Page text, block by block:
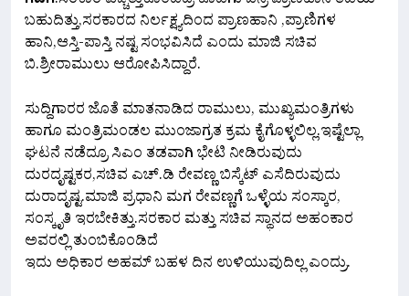
ಬಹುದಿತ್ತು,ಸರಕಾರದ ನಿರ್ಲಕ್ಷ್ಯದಿಂದ ಪ್ರಾಣಹಾನಿ ,ಪ್ರಾಣಿಗಳ
ಹಾನಿ,ಆಸ್ತಿ-ಪಾಸ್ತಿ ನಷ್ಟ ಸಂಭವಿಸಿದೆ ಎಂದು ಮಾಜಿ ಸಚಿವ
ಬಿ.ಶ್ರೀರಾಮುಲು ಆರೋಪಿಸಿದ್ದಾರೆ.
ಸುದ್ದಿಗಾರರ ಜೊತೆ ಮಾತನಾಡಿದ ರಾಮುಲು, ಮುಖ್ಯಮಂತ್ರಿಗಳು
ಹಾಗೂ ಮಂತ್ರಿಮಂಡಲ ಮುಂಜಾಗ್ರತ ಕ್ರಮ ಕೈಗೊಳ್ಳಲಿಲ್ಲ.ಇಷ್ಟೆಲ್ಲಾ
ಘಟನೆ ನಡೆದ್ರೂ ಸಿಎಂ ತಡವಾಗಿ ಭೇಟಿ ನೀಡಿರುವುದು
ದುರದೃಷ್ಟಕರ,ಸಚಿವ ಎಚ್.ಡಿ ರೇವಣ್ಣ ಬಿಸ್ಕೆಟ್ ಎಸೆದಿರುವುದು
ದುರಾದೃಷ್ಟ.ಮಾಜಿ ಪ್ರಧಾನಿ ಮಗ ರೇವಣ್ಣಗೆ ಒಳ್ಳೆಯ ಸಂಸ್ಕಾರ,
ಸಂಸ್ಕೃತಿ ಇರಬೇಕಿತ್ತು.ಸರಕಾರ ಮತ್ತು ಸಚಿವ ಸ್ಥಾನದ ಅಹಂಕಾರ
ಅವರಲ್ಲಿ ತುಂಬಿಕೊಂಡಿದೆ
ಇದು ಅಧಿಕಾರ ಅಹಮ್ ಬಹಳ ದಿನ ಉಳಿಯುವುದಿಲ್ಲ ಎಂದ್ರು.